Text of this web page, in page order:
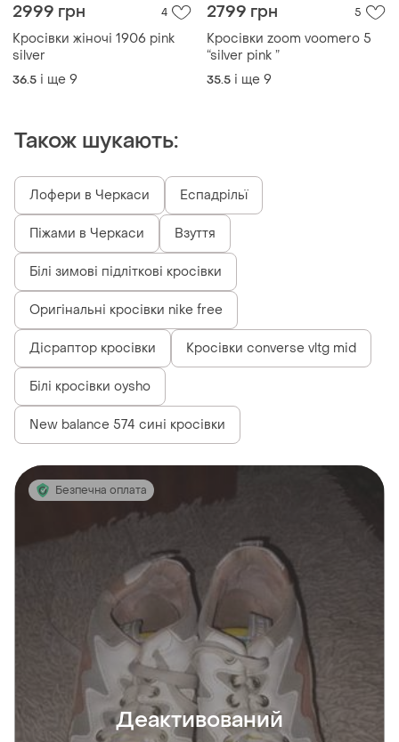
2999 грн 4
Кросівки жіночі 1906 pink
silver
36.5 і ще 9
2799 грн 5
Кросівки zoom voomero 5
“silver pink ”
35.5 і ще 9
Також шукають:
Лофери в Черкаси Еспадрільї
Піжами в Черкаси Взуття
Білі зимові підліткові кросівки
Оригінальні кросівки nike free
Дісраптор кросівки Кросівки converse vltg mid
Білі кросівки oysho
New balance 574 сині кросівки
Безпечна оплата
Деактивований